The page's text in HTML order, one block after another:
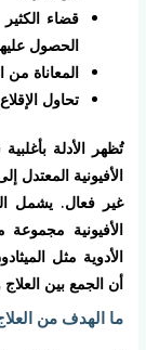
قضاء
الحصول
المعاناة من
تحاول
تُظهر الأدلة
الأفيونية المعتدل
غير فعال. يشمل
الأفيونية
الأدوية مثل
أن الجمع بين
ما الهدف من